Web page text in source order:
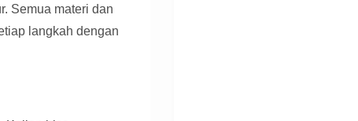
Semua materi dan
langkah dengan